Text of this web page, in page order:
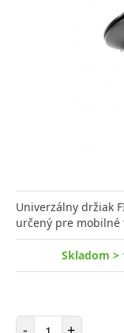
Univerzálny držiak
určený pre mobilné
Skladom >
Počet položiek